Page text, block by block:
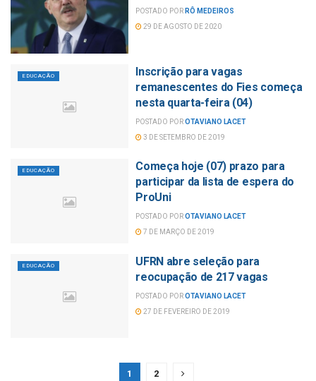
POSTADO POR RÔ MEDEIROS
29 DE AGOSTO DE 2020
EDUCAÇÃO
Inscrição para vagas
remanescentes do Fies começa
nesta quarta-feira (04)
POSTADO POROTAVIANO LACET
3 DE SETEMBRO DE 2019
EDUCAÇÃO
Começa hoje (07) prazo para
participar da lista de espera do
ProUni
POSTADO POROTAVIANO LACET
7 DE MARÇO DE 2019
EDUCAÇÃO
UFRN abre seleção para
reocupação de 217 vagas
POSTADO POROTAVIANO LACET
27 DE FEVEREIRO DE 2019
1 2